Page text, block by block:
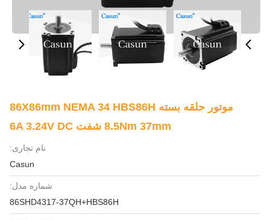
موتور حلقه بسته 86X86mm NEMA 34 HBS86H
8.5Nm 37mm شفت 6A 3.24V DC
نام تجاری:
Casun
شماره مدل:
86SHD4317-37QH+HBS86H